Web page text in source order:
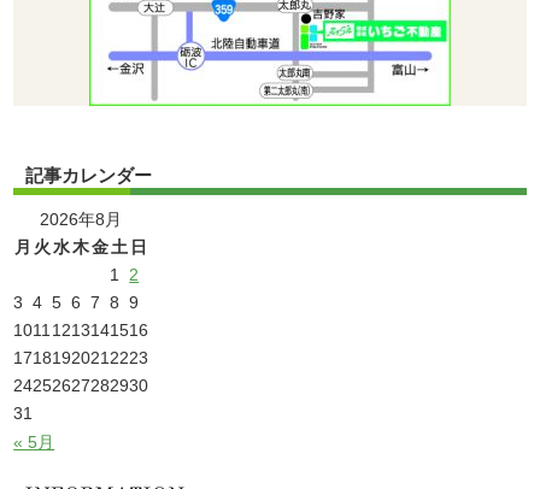
記事カレンダー
2026年8月
月 火 水木金土 日
1 2
3 4 5 6 7 8 9
10111213141516
17181920212223
24252627282930
31
« 5月